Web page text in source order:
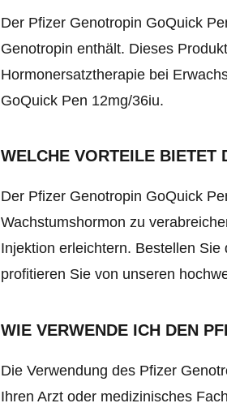
Der Pfizer Genotropin GoQuick
Genotropin enthält. Dieses
Hormonersatztherapie bei
GoQuick Pen 12mg/36iu.
WELCHE VORTEILE BIETET
Der Pfizer Genotropin GoQuick
Wachstumshormon zu
Injektion erleichtern. Bestellen
profitieren Sie von unseren
WIE VERWENDE ICH DEN
Die Verwendung des Pfizer
Ihren Arzt oder medizinisches